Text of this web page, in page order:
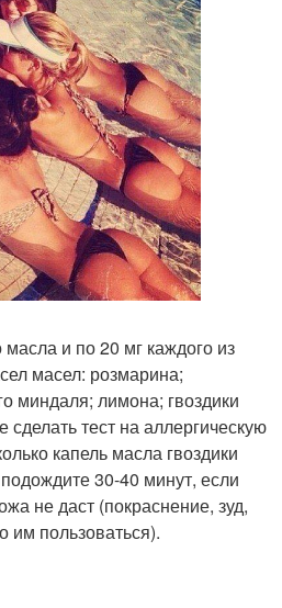
масла и по 20 мг каждого из
масел: розмарина;
миндаля; лимона; гвоздики
сделать тест на аллергическую
капель масла гвоздики
30-40 минут, если
не даст (покраснение, зуд,
пользоваться).